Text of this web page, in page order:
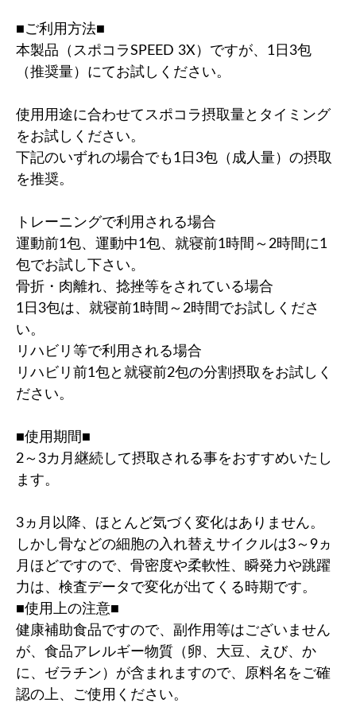
■ご利用方法■
本製品（スポコラSPEED 3X）ですが、1日3包
（推奨量）にてお試しください。
使用用途に合わせてスポコラ摂取量とタイミング
をお試しください。
下記のいずれの場合でも1日3包（成人量）の摂取
を推奨。
トレーニングで利用される場合
運動前1包、運動中1包、就寝前1時間～2時間に1
包でお試し下さい。
骨折・肉離れ、捻挫等をされている場合
1日3包は、就寝前1時間～2時間でお試しくださ
い。
リハビリ等で利用される場合
リハビリ前1包と就寝前2包の分割摂取をお試しく
ださい。
■使用期間■
2～3カ月継続して摂取される事をおすすめいたし
ます。
3ヵ月以降、ほとんど気づく変化はありません。
しかし骨などの細胞の入れ替えサイクルは3～9ヵ
月ほどですので、骨密度や柔軟性、瞬発力や跳躍
力は、検査データで変化が出てくる時期です。
■使用上の注意■
健康補助食品ですので、副作用等はございません
が、食品アレルギー物質（卵、大豆、えび、か
に、ゼラチン）が含まれますので、原料名をご確
認の上、ご使用ください。